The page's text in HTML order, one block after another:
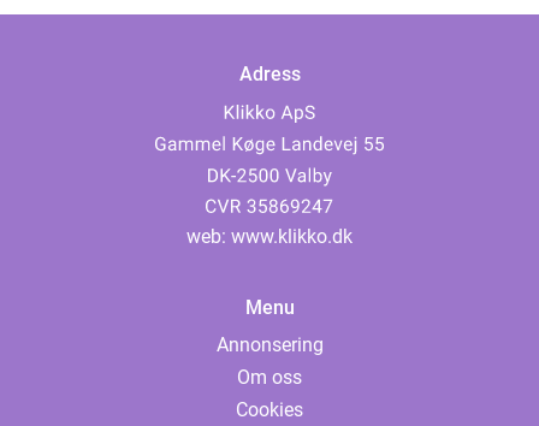
Adress
web: www.klikko.dk
Menu
Annonsering
Om oss
Cookies